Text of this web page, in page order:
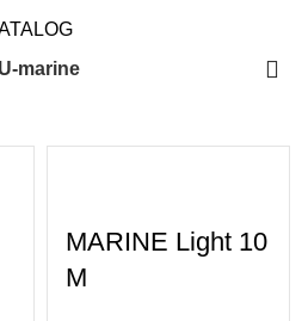
marine
MARINE Light 10
M